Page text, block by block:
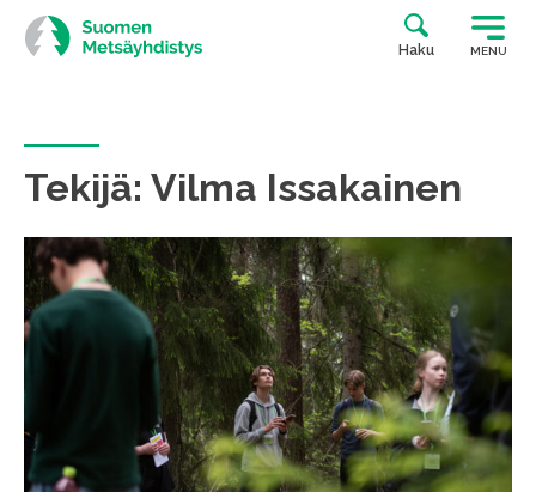
Siirry
suoraan
sisältöön
Haku MENU
Tekijä: Vilma Issakainen